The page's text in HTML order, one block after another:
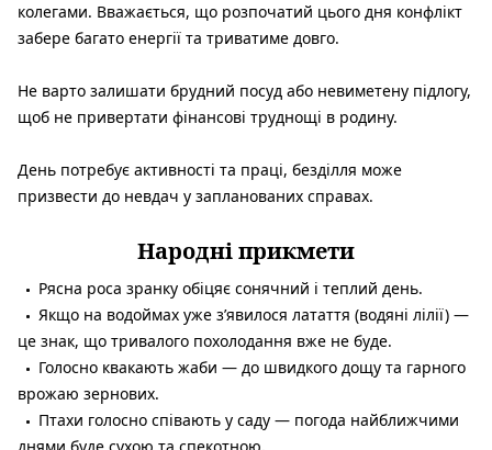
колегами. Вважається, що розпочатий цього дня конфлікт
забере багато енергії та триватиме довго.
Не варто залишати брудний посуд або невиметену підлогу,
щоб не привертати фінансові труднощі в родину.
День потребує активності та праці, безділля може
призвести до невдач у запланованих справах.
Народні прикмети
Рясна роса зранку обіцяє сонячний і теплий день.
Якщо на водоймах уже з’явилося латаття (водяні лілії) —
це знак, що тривалого похолодання вже не буде.
Голосно квакають жаби — до швидкого дощу та гарного
врожаю зернових.
Птахи голосно співають у саду — погода найближчими